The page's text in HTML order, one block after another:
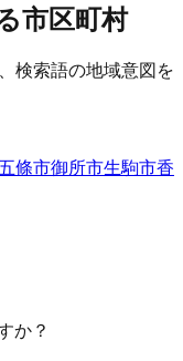
市区町村
検索語の地域意図を
五條市御所市生駒市香
か？